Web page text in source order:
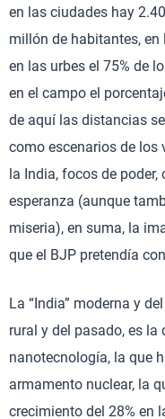
en las ciudades hay
millón de habitantes,
en las urbes el 75% de
en el campo el
de aquí las distancias
como escenarios de
la India, focos de
esperanza (aunque
miseria), en suma, la
que el BJP pretendía
La “India” moderna y
rural y del pasado, es
nanotecnología, la que
armamento nuclear, la
crecimiento del 28% en